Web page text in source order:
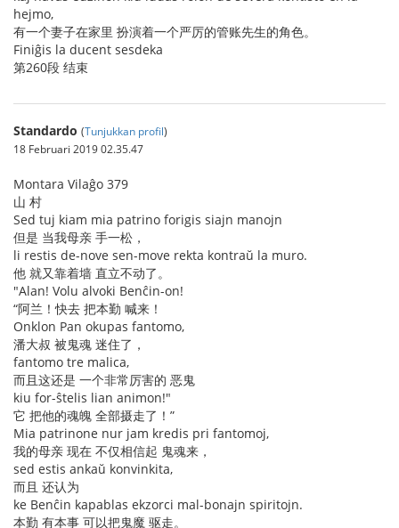
hejmo,
有一个妻子在家里 扮演着一个严厉的管账先生的角色。
Finiĝis la ducent sesdeka
第260段 结束
Standardo (Tunjukkan profil)
18 Februari 2019 02.35.47
Montara Vilaĝo 379
山 村
Sed tuj kiam mia patrino forigis siajn manojn
但是 当我母亲 手一松，
li restis de-nove sen-move rekta kontraŭ la muro.
他 就又靠着墙 直立不动了。
"Alan! Volu alvoki Benĉin-on!
“阿兰！快去 把本勤 喊来！
Onklon Pan okupas fantomo,
潘大叔 被鬼魂 迷住了，
fantomo tre malica,
而且这还是 一个非常厉害的 恶鬼
kiu for-ŝtelis lian animon!"
它 把他的魂魄 全部摄走了！”
Mia patrinone nur jam kredis pri fantomoj,
我的母亲 现在 不仅相信起 鬼魂来，
sed estis ankaŭ konvinkita,
而且 还认为
ke Benĉin kapablas ekzorci mal-bonajn spiritojn.
本勤 有本事 可以把鬼魔 驱走。